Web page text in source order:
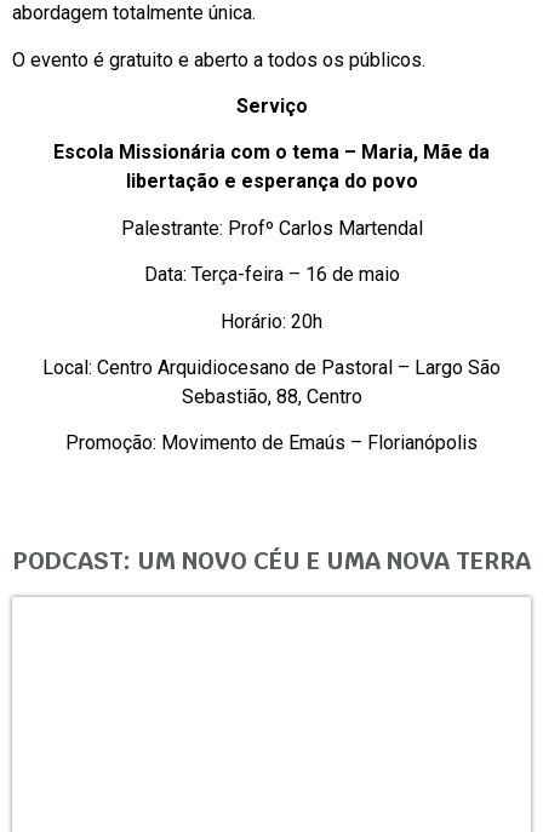
abordagem totalmente única.
O evento é gratuito e aberto a todos os públicos.
Serviço
Escola Missionária com o tema – Maria, Mãe da
libertação e esperança do povo
Palestrante: Profº Carlos Martendal
Data: Terça-feira – 16 de maio
Horário: 20h
Local: Centro Arquidiocesano de Pastoral – Largo São
Sebastião, 88, Centro
Promoção: Movimento de Emaús – Florianópolis
PODCAST: UM NOVO CÉU E UMA NOVA TERRA